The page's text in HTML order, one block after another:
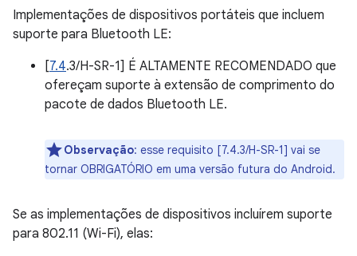
Implementações de dispositivos portáteis que incluem
suporte para Bluetooth LE:
[7.4.3/H-SR-1] É ALTAMENTE RECOMENDADO que
ofereçam suporte à extensão de comprimento do
pacote de dados Bluetooth LE.
Observação: esse requisito [7.4.3/H-SR-1] vai se
tornar OBRIGATÓRIO em uma versão futura do Android.
Se as implementações de dispositivos incluírem suporte
para 802.11 (Wi-Fi), elas: